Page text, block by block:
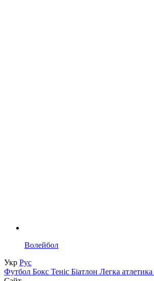
Волейбол
Укр Рус
Футбол Бокс Теніс Біатлон Легка атлетика